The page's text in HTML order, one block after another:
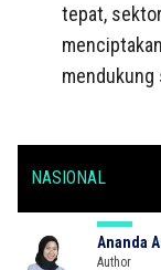
tepat,
NASIONAL
Ananda
Author